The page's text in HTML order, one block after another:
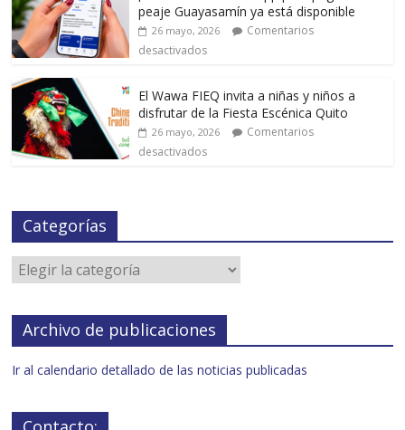
peaje Guayasamín ya está disponible
26 mayo, 2026
Comentarios
desactivados
El Wawa FIEQ invita a niñas y niños a
disfrutar de la Fiesta Escénica Quito
26 mayo, 2026
Comentarios
desactivados
Categorías
Archivo de publicaciones
Ir al calendario detallado de las noticias publicadas